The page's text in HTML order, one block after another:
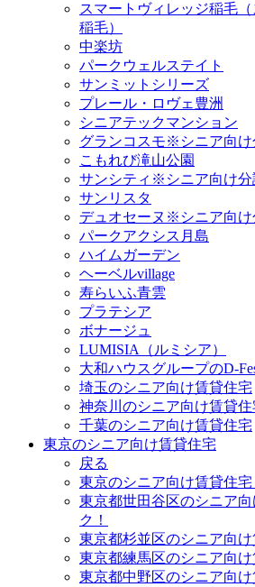
スマートヴィレッジ稲毛
稲毛）
中楽坊
パークウェルステイト
サンミットシリーズ
プレール・ロヴェ豊洲
シニアテックマンション
グランコスモ※シニア向け
こもれび滝山公園
サンシティ※シニア向け分
サンリスタ
デュオセーヌ※シニア向け
パークアクシス月島
ハイムガーデン
ヘーベルvillage
寿らいふ青雲
プラテシア
ボナージュ
LUMISIA（ルミシア）
大和ハウスグループのD-
埼玉のシニア向け賃貸住宅
神奈川のシニア向け賃貸住
千葉のシニア向け賃貸住宅
東京のシニア向け賃貸住宅
戻る
東京のシニア向け賃貸住宅
東京都世田谷区のシニア
ク！
東京都杉並区のシニア向
東京都練馬区のシニア向
東京都中野区のシニア向